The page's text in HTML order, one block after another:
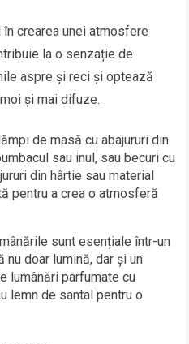
crearea unei atmosfere
la o senzație de
aspre și reci și optează
și mai difuze.
de masă cu abajururi din
sau inul, sau becuri cu
din hârtie sau material
pentru a crea o atmosferă
sunt esențiale într-un
nu doar lumină, dar și un
lumânări parfumate cu
lemn de santal pentru o